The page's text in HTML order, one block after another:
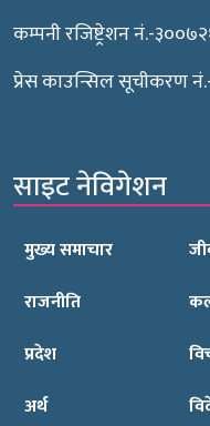
कम्पनी रजिष्ट्रेशन नं.-
प्रेस काउन्सिल सूचीकरण
साइट नेविगेशन
मुख्य समाचार
राजनीति
प्रदेश
अर्थ